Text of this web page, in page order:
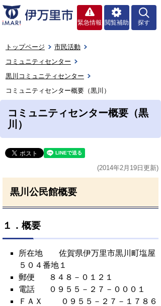
緊急情報 閲覧補助 探す
トップページ
市民活動
コミュニティセンター
黒川コミュニティセンター
コミュニティセンター概要（黒川）
コミュニティセンター概要（黒
川）
(2014年2月19日更新)
黒川公民館概要
１．概要
所在地 佐賀県伊万里市黒川町塩屋
５０４番地１
郵便 ８４８－０１２１
電話 ０９５５－２７－０００１
ＦＡＸ ０９５５－２７－１７８６